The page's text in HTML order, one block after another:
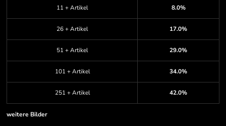
11 + Artikel 8.0%
26 + Artikel 17.0%
51 + Artikel 29.0%
101 + Artikel 34.0%
251 + Artikel 42.0%
weitere Bilder